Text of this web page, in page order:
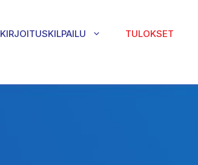
KIRJOITUSKILPAILU TULOKSET